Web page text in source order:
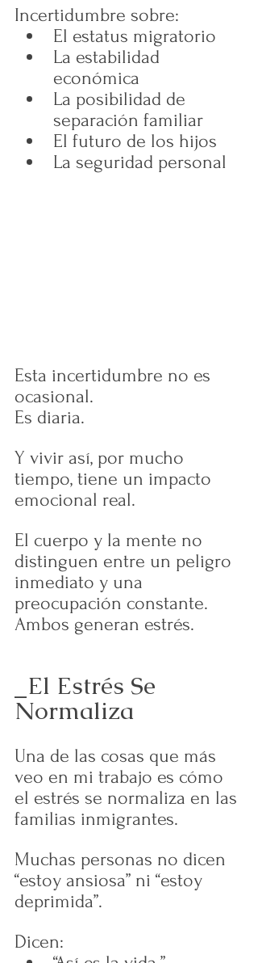
Incertidumbre sobre:
El estatus migratorio
La estabilidad
económica
La posibilidad de
separación familiar
El futuro de los hijos
La seguridad personal
Esta incertidumbre no es
ocasional.
Es diaria.
Y vivir así, por mucho
tiempo, tiene un impacto
emocional real.
El cuerpo y la mente no
distinguen entre un peligro
inmediato y una
preocupación constante.
Ambos generan estrés.
_El Estrés Se
Normaliza
Una de las cosas que más
veo en mi trabajo es cómo
el estrés se normaliza en las
familias inmigrantes.
Muchas personas no dicen
“estoy ansiosa” ni “estoy
deprimida”.
Dicen: